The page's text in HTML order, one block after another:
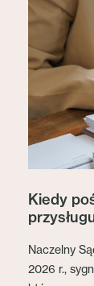
Kiedy
Naczelny
2026 r.,